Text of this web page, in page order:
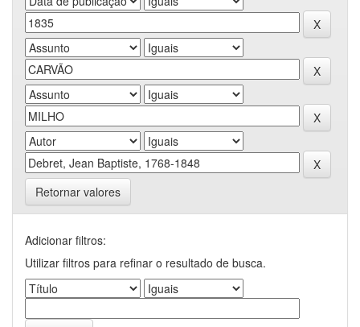
Retornar valores
Adicionar filtros:
Utilizar filtros para refinar o resultado de busca.